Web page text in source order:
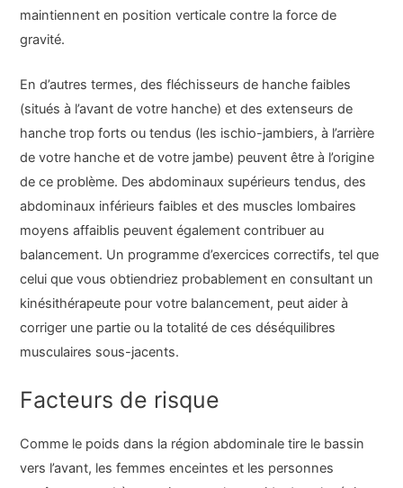
maintiennent en position verticale contre la force de
gravité.
En d’autres termes, des fléchisseurs de hanche faibles
(situés à l’avant de votre hanche) et des extenseurs de
hanche trop forts ou tendus (les ischio-jambiers, à l’arrière
de votre hanche et de votre jambe) peuvent être à l’origine
de ce problème. Des abdominaux supérieurs tendus, des
abdominaux inférieurs faibles et des muscles lombaires
moyens affaiblis peuvent également contribuer au
balancement. Un programme d’exercices correctifs, tel que
celui que vous obtiendriez probablement en consultant un
kinésithérapeute pour votre balancement, peut aider à
corriger une partie ou la totalité de ces déséquilibres
musculaires sous-jacents.
Facteurs de risque
Comme le poids dans la région abdominale tire le bassin
vers l’avant, les femmes enceintes et les personnes